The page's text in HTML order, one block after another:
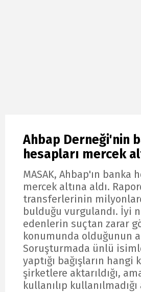
Ahbap Derneği'nin
hesapları mercek
MASAK, Ahbap'ın banka
mercek altına aldı.
transferlerinin
bulduğu vurgulandı. İyi
edenlerin suçtan zarar
konumunda olduğunun
Soruşturmada ünlü
yaptığı bağışların hangi
şirketlere aktarıldığı,
kullanılıp kullanılmadığı